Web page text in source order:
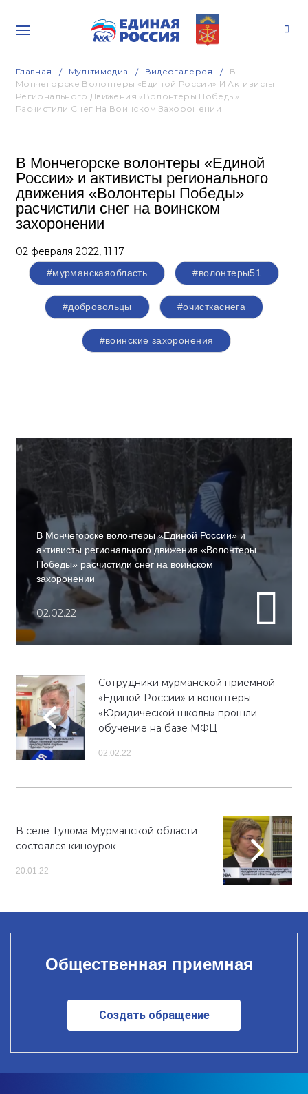
Главная Мультимедиа Видеогалерея
В
Мончегорске Волонтеры «Единой России» И Активисты
Регионального Движения «Волонтеры Победы»
Расчистили Снег На Воинском Захоронении
В Мончегорске волонтеры «Единой
России» и активисты регионального
движения «Волонтеры Победы»
расчистили снег на воинском
захоронении
02 февраля 2022, 11:17
#мурманскаяобласть #волонтеры51
#добровольцы #очисткаснега
#воинские захоронения
В Мончегорске волонтеры «Единой России» и
активисты регионального движения «Волонтеры
Победы» расчистили снег на воинском
захоронении
02.02.22
Сотрудники мурманской приемной
«Единой России» и волонтеры
«Юридической школы» прошли
обучение на базе МФЦ
02.02.22
В селе Тулома Мурманской области
состоялся киноурок
20.01.22
Общественная приемная
Создать обращение